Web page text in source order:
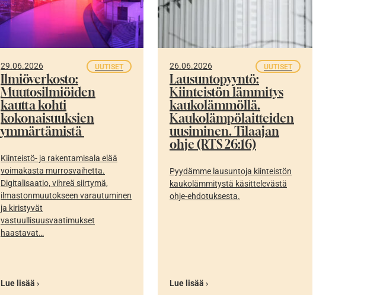
29.06.2026 UUTISET
Ilmiöverkosto:
Muutosilmiöiden
kautta kohti
kokonaisuuksien
ymmärtämistä
Kiinteistö- ja rakentamisala elää
voimakasta murrosvaihetta.
Digitalisaatio, vihreä siirtymä,
ilmastonmuutokseen varautuminen
ja kiristyvät
vastuullisuusvaatimukset
haastavat…
Lue lisää ›
26.06.2026 UUTISET
Lausuntopyyntö:
Kiinteistön lämmitys
kaukolämmöllä.
Kaukolämpölaitteiden
uusiminen. Tilaajan
ohje (RTS 26:16)
Pyydämme lausuntoja kiinteistön
kaukolämmitystä käsittelevästä
ohje-ehdotuksesta.
Lue lisää ›